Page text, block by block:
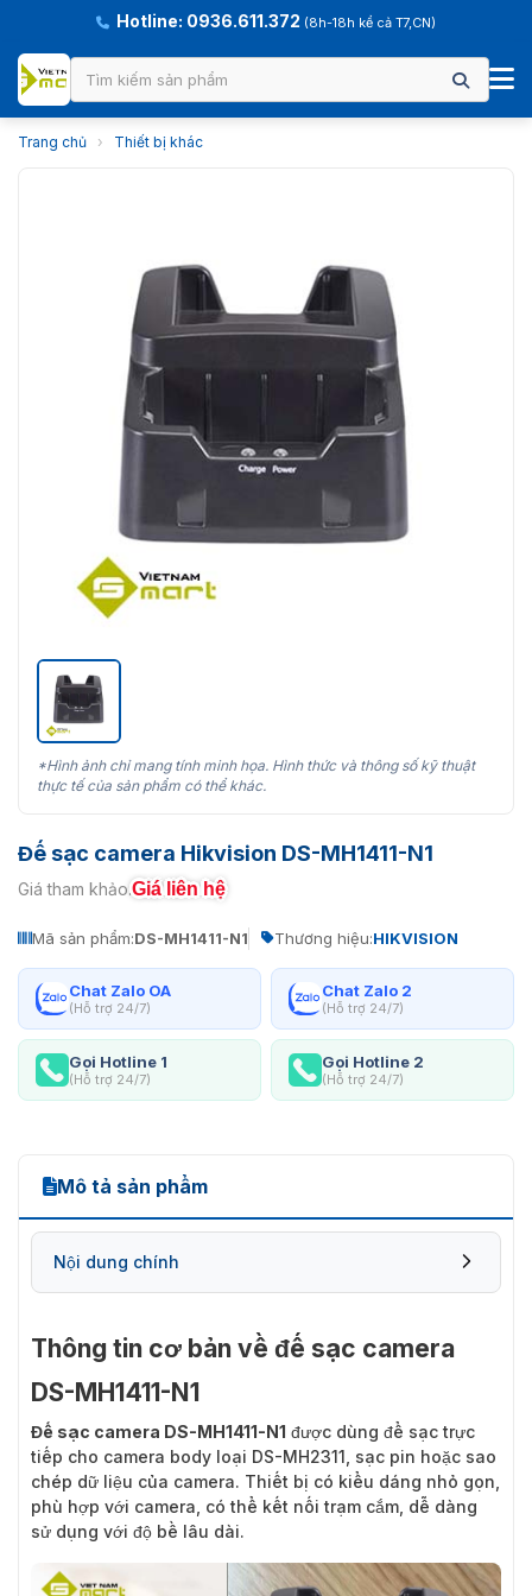
Hotline: 0936.611.372 (8h-18h kể cả T7,CN)
Trang chủ › Thiết bị khác
*Hình ảnh chỉ mang tính minh họa. Hình thức và thông số kỹ thuật
thực tế của sản phẩm có thể khác.
Đế sạc camera Hikvision DS-MH1411-N1
Giá tham khảo:Giá liên hệ
Mã sản phẩm:DS-MH1411-N1 Thương hiệu:HIKVISION
Chat Zalo OA
(Hỗ trợ 24/7)
Chat Zalo 2
(Hỗ trợ 24/7)
Gọi Hotline 1
(Hỗ trợ 24/7)
Gọi Hotline 2
(Hỗ trợ 24/7)
Mô tả sản phẩm
Nội dung chính
Thông tin cơ bản về đế sạc camera
DS-MH1411-N1
Đế sạc camera DS-MH1411-N1 được dùng để sạc trực
tiếp cho camera body loại DS-MH2311, sạc pin hoặc sao
chép dữ liệu của camera. Thiết bị có kiểu dáng nhỏ gọn,
phù hợp với camera, có thể kết nối trạm cắm, dễ dàng
sử dụng với độ bề lâu dài.